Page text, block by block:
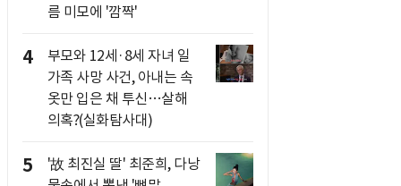
름 미모에 '깜짝'
4
부모와 12세·8세 자녀 일
가족 사망 사건, 아내는 속
옷만 입은 채 투신…살해
의혹?(실화탐사대)
5
'故 최진실 딸' 최준희, 다낭